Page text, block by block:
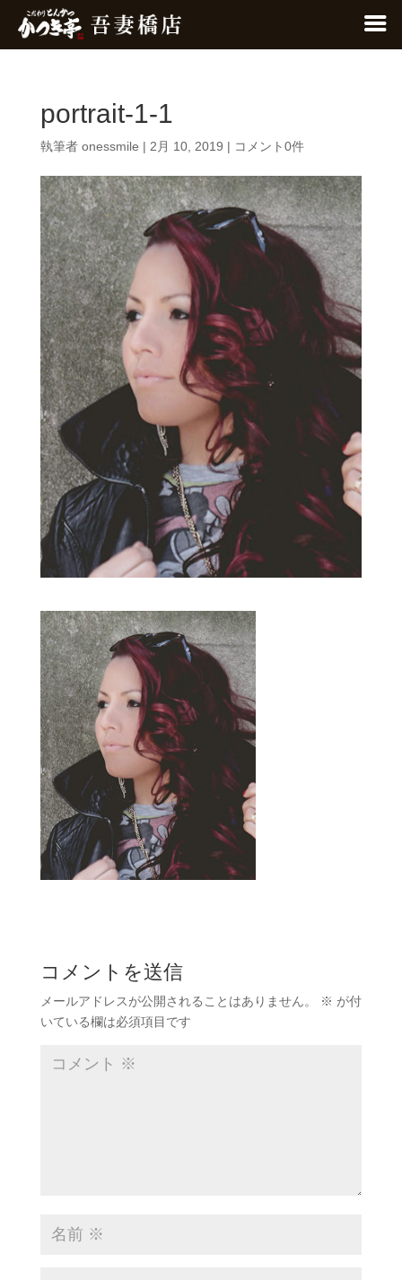
portrait-1-1
執筆者 onessmile | 2月 10, 2019 | コメント0件
コメントを送信
メールアドレスが公開されることはありません。 ※ が付
いている欄は必須項目です